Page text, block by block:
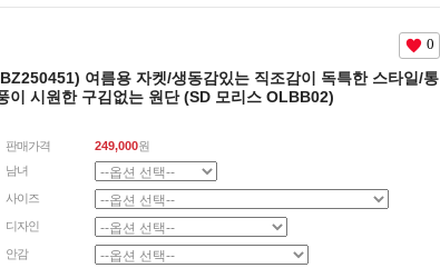
0
여름용 자켓/생동감있는 직조감이 독특한 스타일/통
이 시원한 구김없는 원단 (SD 모리스 OLBB02)
판매가격 249,000원
남녀
사이즈
디자인
안감